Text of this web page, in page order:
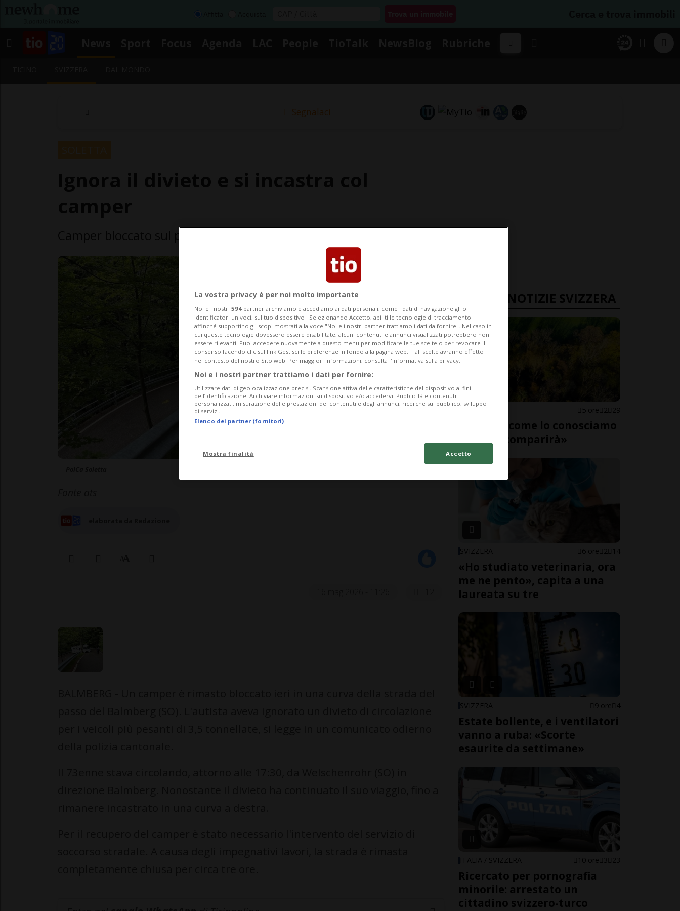
Segnalaci
ULTIME NOTIZIE SVIZZERA
SVIZZERA 5 ore 2 29
«Il bosco come lo conosciamo
adesso scomparirà»
SVIZZERA 6 ore 2 14
«Ho studiato veterinaria, ora
me ne pento», capita a una
laureata su tre
SVIZZERA 9 ore 4
Estate bollente, e i ventilatori
vanno a ruba: «Scorte
esaurite da settimane»
ITALIA / SVIZZERA 10 ore 3 23
Ricercato per pornografia
minorile: arrestato un
cittadino svizzero-turco
La vostra privacy è per noi molto importante
Noi e i nostri 594 partner archiviamo e accediamo ai dati personali, come i dati di navigazione gli o
identificatori univoci, sul tuo dispositivo . Selezionando Accetto, abiliti le tecnologie di tracciamento
affinché supportino gli scopi mostrati alla voce "Noi e i nostri partner trattiamo i dati da fornire". Nel caso in
cui queste tecnologie dovessero essere disabilitate, alcuni contenuti e annunci visualizzati potrebbero non
essere rilevanti. Puoi accedere nuovamente a questo menu per modificare le tue scelte o per revocare il
consenso facendo clic sul link Gestisci le preferenze in fondo alla pagina web.. Tali scelte avranno effetto
nel contesto del nostro Sito web. Per maggiori informazioni, consulta l'Informativa sulla privacy.
Noi e i nostri partner trattiamo i dati per fornire:
Utilizzare dati di geolocalizzazione precisi. Scansione attiva delle caratteristiche del dispositivo ai fini
dell’identificazione. Archiviare informazioni su dispositivo e/o accedervi. Pubblicità e contenuti
personalizzati, misurazione delle prestazioni dei contenuti e degli annunci, ricerche sul pubblico, sviluppo
di servizi.
Elenco dei partner (fornitori)
Mostra finalità Accetto